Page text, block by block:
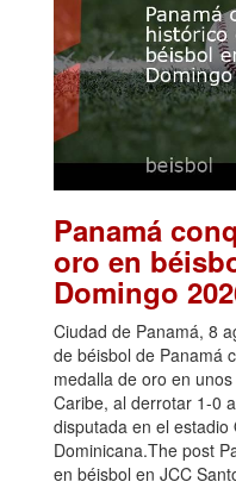
Panamá
oro en
Domingo
Ciudad de Panamá, 8
de béisbol de Panamá
medalla de oro en
Caribe, al derrotar 1-0
disputada en el
Dominicana.The post
en béisbol en JCC